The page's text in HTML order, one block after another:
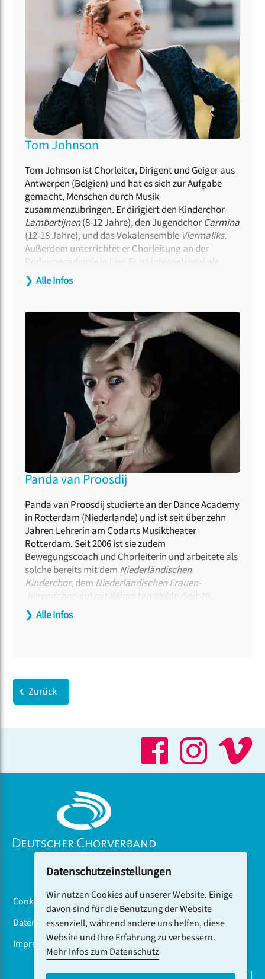
Tom Johnson
Tom Johnson ist Chorleiter, Dirigent und Geiger aus
Antwerpen (Belgien) und hat es sich zur Aufgabe
gemacht, Menschen durch Musik
zusammenzubringen. Er dirigiert den Kinderchor
Lambertijnen(8-12 Jahre), den Jugendchor Carmina
(12-18 Jahre), und das Vokalensemble Viermaliks.
Außerdem unterrichtet er Chorleitung an der
Podiumacademie in Lier. Er ist international als
Dirigent und Workshopleiter bei Festivals wie
Europa Cantat Junior, Festival di Primavera und
Organisation Zuidgeluid leitet er Projekte, die
barrierefreies Singen für alle fördern. Er dirigiert
außerdem dasOpMaatOrkestdesAntwerpener
Symphonieorchesters, mit dem Grundschulkinder
im schulischen Umfeld Instrumente lernen.
❯ Alle Infos
Panda van Proosdij
Panda van Proosdij studierte an der Dance Academy
in Rotterdam (Niederlande) und ist seit über zehn
Jahren Lehrerin am Codarts Musiktheater
Rotterdam. Seit 2006 ist sie zudem
Bewegungscoach und Chorleiterin und arbeitete als
solche bereits mit dem Niederländischen
Kinderchor, dem Niederländischen Frauen-
Jugendchor
und mit Wilma ten Wolde. Seit 20
Jahren arbeitet Panda van Proosdij an Ihrer
Methode und Philosophie „Voice & Physique”, die
❯ Alle Infos
Zurück
Cookiebanner
Datenschutz
Impressum
Datenschutzeinstellungen
Wir nutzen Cookies auf unserer Website. Einige
davon sind für die Benutzung der Website
essenziell, während andere uns helfen, diese
Website und Ihre Erfahrung zu verbessern.
Mehr Infos zum Datenschutz